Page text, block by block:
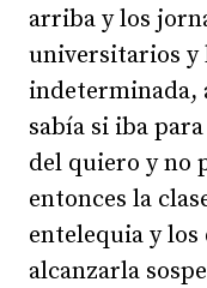
arriba y los
universitarios y
indeterminada,
sabía si iba
del quiero y no
entonces la
entelequia y los
alcanzarla